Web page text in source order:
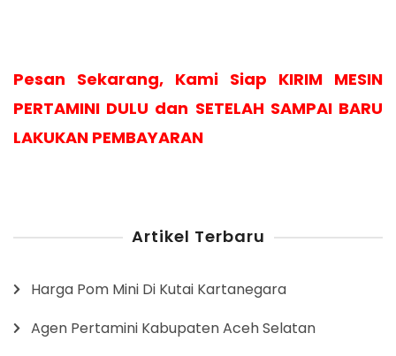
Pesan Sekarang, Kami Siap KIRIM MESIN
PERTAMINI DULU dan SETELAH SAMPAI BARU
LAKUKAN PEMBAYARAN
Artikel Terbaru
Harga Pom Mini Di Kutai Kartanegara
Agen Pertamini Kabupaten Aceh Selatan